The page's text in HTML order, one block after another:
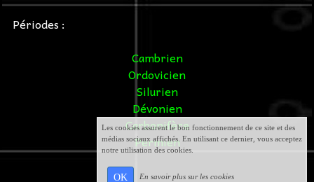
Périodes :
Cambrien
Ordovicien
Silurien
Dévonien
Carbonifère
Permien
Les cookies assurent le bon fonctionnement de ce site et des
médias sociaux affichés. En utilisant ce dernier, vous acceptez
notre utilisation des cookies.
OK En savoir plus sur les cookies